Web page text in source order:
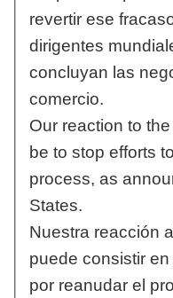
revertir ese
dirigentes
concluyan las
comercio.
Our reaction to
be to stop efforts
process, as
States.
Nuestra reacción
puede consistir
por reanudar el